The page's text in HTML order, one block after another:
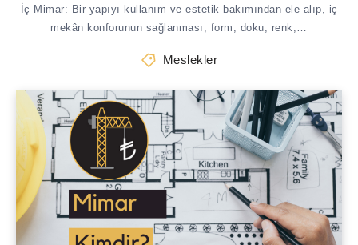
İç Mimar: Bir yapıyı kullanım ve estetik bakımından ele alıp, iç
mekân konforunun sağlanması, form, doku, renk,…
Meslekler